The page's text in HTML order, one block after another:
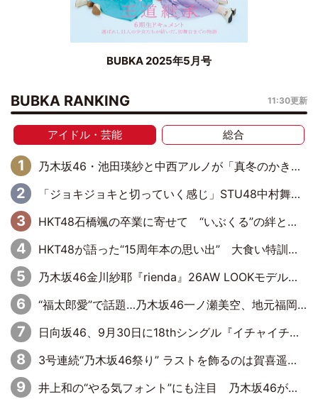
BUBKA 2025年5月号
BUBKA RANKING 11:30更新
アイドル・芸能 総合
乃木坂46・池田瑛紗と中西アルノが「真冬のかき氷」騒動で火花散らす！ 因縁の裏にあるのは、逆境をともに“凌”ぐ似た者同士の絆
「ジョキジョキと切っていく感じ」STU48中村舞、新しい挑戦は自らの手で
HKT48石橋颯の卒業に寄せて “いぶくる”の絆と後輩・龍頭綺音の決意
HKT48が語った“15周年本の思い出” 大食い特訓・守護霊企画・制服グラビア…盛りだくさんの裏話
乃木坂46金川紗耶『rienda』26AW LOOKモデルに就任
“福太郎愛”で話題…乃木坂46一ノ瀬美空、地元福岡『めんべい25周年トップサポーター』に就任
日向坂46、9月30日に18thシングル『イチャイチャ虫』の発売決定！ フォーメーションは『日向坂で会いましょう』にて発表
3号連続“乃木坂46祭り” ラストを飾るのは賀喜遥香…5年ぶりの登場に「5年分大人になった私を見ていただけたら」
井上和の“やる気フォント”にも注目 乃木坂46が挑んだ書道パフォーマンスの舞台裏